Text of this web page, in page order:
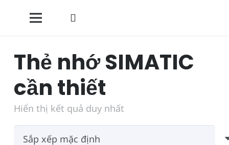
Thẻ nhớ SIMATIC
cần thiết
Hiển thị kết quả duy nhất